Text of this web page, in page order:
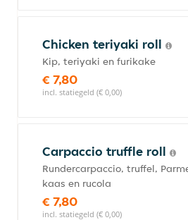
Chicken teriyaki roll
Kip, teriyaki en furikake
€ 7,80
incl. statiegeld (€ 0,00)
Carpaccio truffle roll
Rundercarpaccio, truffel,
kaas en rucola
€ 7,80
incl. statiegeld (€ 0,00)